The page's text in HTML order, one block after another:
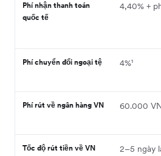
Phí nhận thanh toán
quốc tế
4,40% +
Phí chuyển đổi ngoại tệ 4%¹
Phí rút về ngân hàng VN 60.000
Tốc độ rút tiền về VN 2–5 ngày